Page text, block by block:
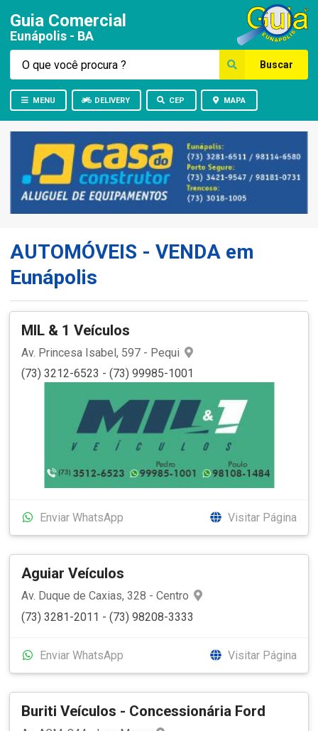
Guia Comercial
Eunápolis - BA
Buscar
MENU DELIVERY CEP MAPA
AUTOMÓVEIS - VENDA em
Eunápolis
MIL & 1 Veículos
Av. Princesa Isabel, 597 - Pequi
(73) 3212-6523 - (73) 99985-1001
Enviar WhatsApp Visitar Página
Aguiar Veículos
Av. Duque de Caxias, 328 - Centro
(73) 3281-2011 - (73) 98208-3333
Enviar WhatsApp Visitar Página
Buriti Veículos - Concessionária Ford